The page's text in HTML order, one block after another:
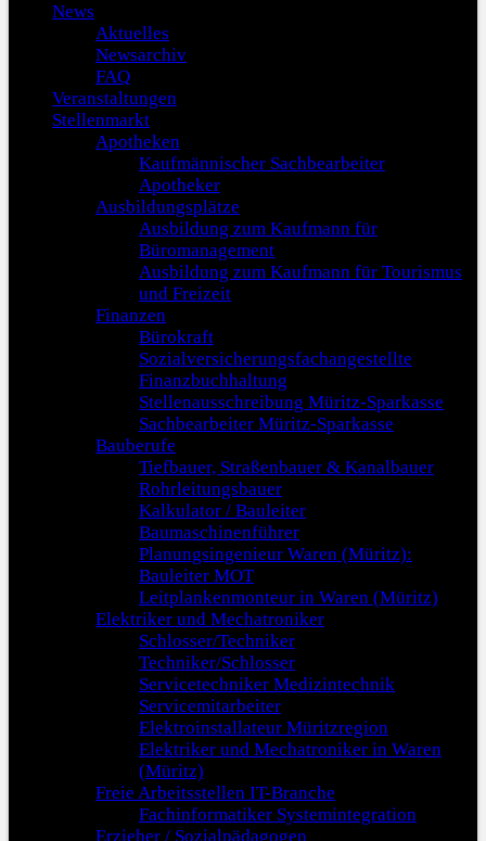
News
Aktuelles
Newsarchiv
FAQ
Veranstaltungen
Stellenmarkt
Apotheken
Kaufmännischer Sachbearbeiter
Apotheker
Ausbildungsplätze
Ausbildung zum Kaufmann für
Büromanagement
Ausbildung zum Kaufmann für Tourismus
und Freizeit
Finanzen
Bürokraft
Sozialversicherungsfachangestellte
Finanzbuchhaltung
Stellenausschreibung Müritz-Sparkasse
Sachbearbeiter Müritz-Sparkasse
Bauberufe
Tiefbauer, Straßenbauer & Kanalbauer
Rohrleitungsbauer
Kalkulator / Bauleiter
Baumaschinenführer
Planungsingenieur Waren (Müritz):
Bauleiter MOT
Leitplankenmonteur in Waren (Müritz)
Elektriker und Mechatroniker
Schlosser/Techniker
Techniker/Schlosser
Servicetechniker Medizintechnik
Servicemitarbeiter
Elektroinstallateur Müritzregion
Elektriker und Mechatroniker in Waren
(Müritz)
Freie Arbeitsstellen IT-Branche
Fachinformatiker Systemintegration
Erzieher / Sozialpädagogen